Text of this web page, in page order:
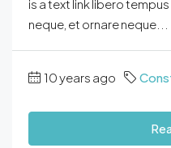
is a text link libero
neque, et ornare neque...
10 years ago